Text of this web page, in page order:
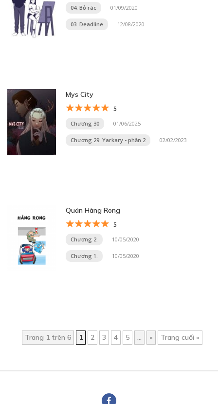
04. Bỏ rác 01/09/2020
03. Deadline 12/08/2020
Mys City
5
Chương 30 01/06/2025
Chương 29: Yarkary - phần 2 02/02/2023
Quán Hàng Rong
5
Chương 2. 10/05/2020
Chương 1. 10/05/2020
Trang 1 trên 6 1 2 3 4 5 ... » Trang cuối »